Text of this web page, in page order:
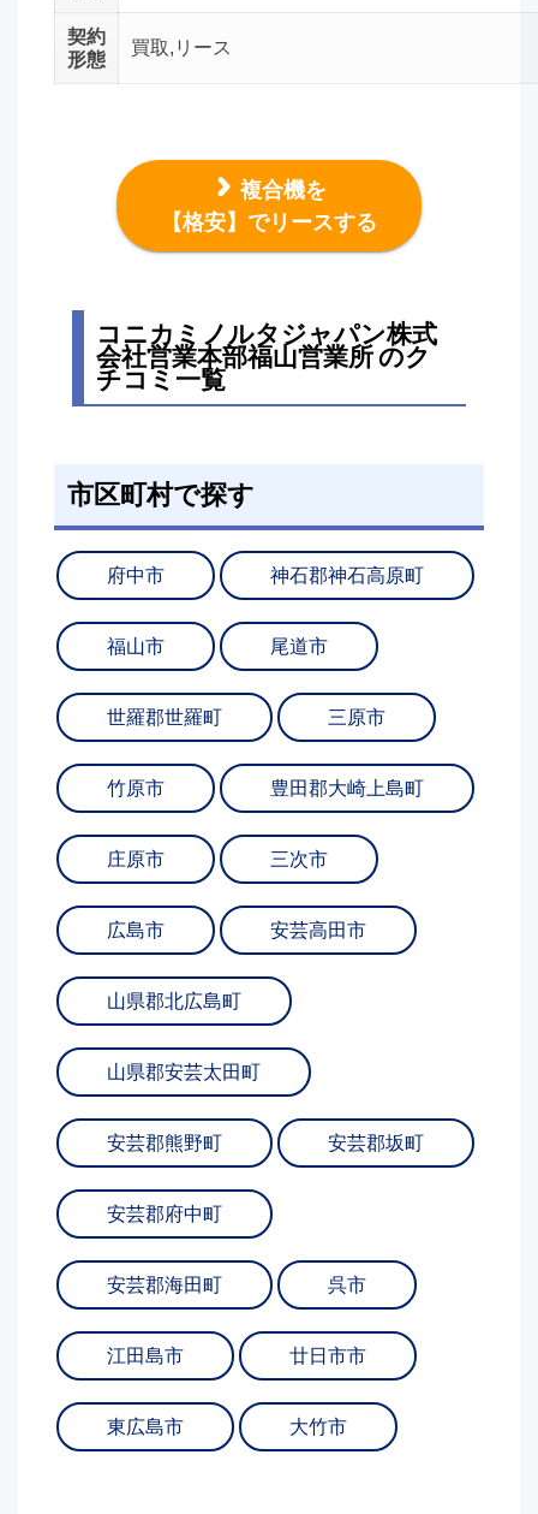
契約
形態
買取,リース
複合機を
【格安】でリースする
コニカミノルタジャパン株式
会社営業本部福山営業所 のク
チコミ一覧
市区町村で探す
府中市 神石郡神石高原町
福山市 尾道市
世羅郡世羅町 三原市
竹原市 豊田郡大崎上島町
庄原市 三次市
広島市 安芸高田市
山県郡北広島町
山県郡安芸太田町
安芸郡熊野町 安芸郡坂町
安芸郡府中町
安芸郡海田町 呉市
江田島市 廿日市市
東広島市 大竹市